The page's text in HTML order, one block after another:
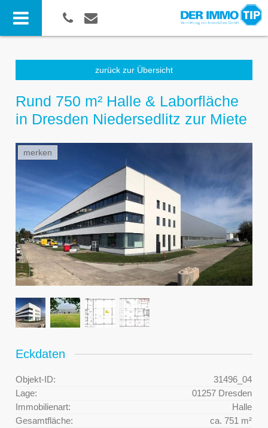
zurück zur Übersicht
Rund 750 m² Halle & Laborfläche
in Dresden Niedersedlitz zur Miete
merken
Eckdaten
Objekt-ID:
31496_04
Lage:
01257 Dresden
Immobilienart:
Halle
Gesamtfläche:
ca. 751 m²